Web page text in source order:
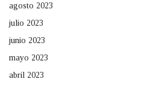
agosto 2023
julio 2023
junio 2023
mayo 2023
abril 2023